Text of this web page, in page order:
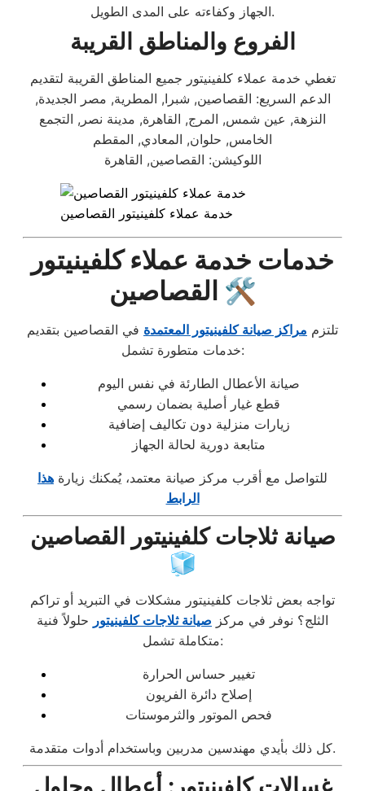
الجهاز وكفاءته على المدى الطويل.
الفروع والمناطق القريبة
تغطي خدمة عملاء كلفينيتور جميع المناطق القريبة لتقديم
الدعم السريع: القصاصين, شبرا, المطرية, مصر الجديدة,
النزهة, عين شمس, المرج, القاهرة, مدينة نصر, التجمع
الخامس, حلوان, المعادي, المقطم
اللوكيشن: القصاصين, القاهرة
خدمة عملاء كلفينيتور القصاصين
خدمات خدمة عملاء كلفينيتور
القصاصين 🛠️
تلتزم مراكز صيانة كلفينيتور المعتمدة في القصاصين بتقديم
خدمات متطورة تشمل:
صيانة الأعطال الطارئة في نفس اليوم
قطع غيار أصلية بضمان رسمي
زيارات منزلية دون تكاليف إضافية
متابعة دورية لحالة الجهاز
للتواصل مع أقرب مركز صيانة معتمد، يُمكنك زيارة هذا
الرابط
صيانة ثلاجات كلفينيتور القصاصين
🧊
تواجه بعض ثلاجات كلفينيتور مشكلات في التبريد أو تراكم
الثلج؟ نوفر في مركز صيانة ثلاجات كلفينيتور حلولاً فنية
متكاملة تشمل:
تغيير حساس الحرارة
إصلاح دائرة الفريون
فحص الموتور والثرموستات
كل ذلك بأيدي مهندسين مدربين وباستخدام أدوات متقدمة.